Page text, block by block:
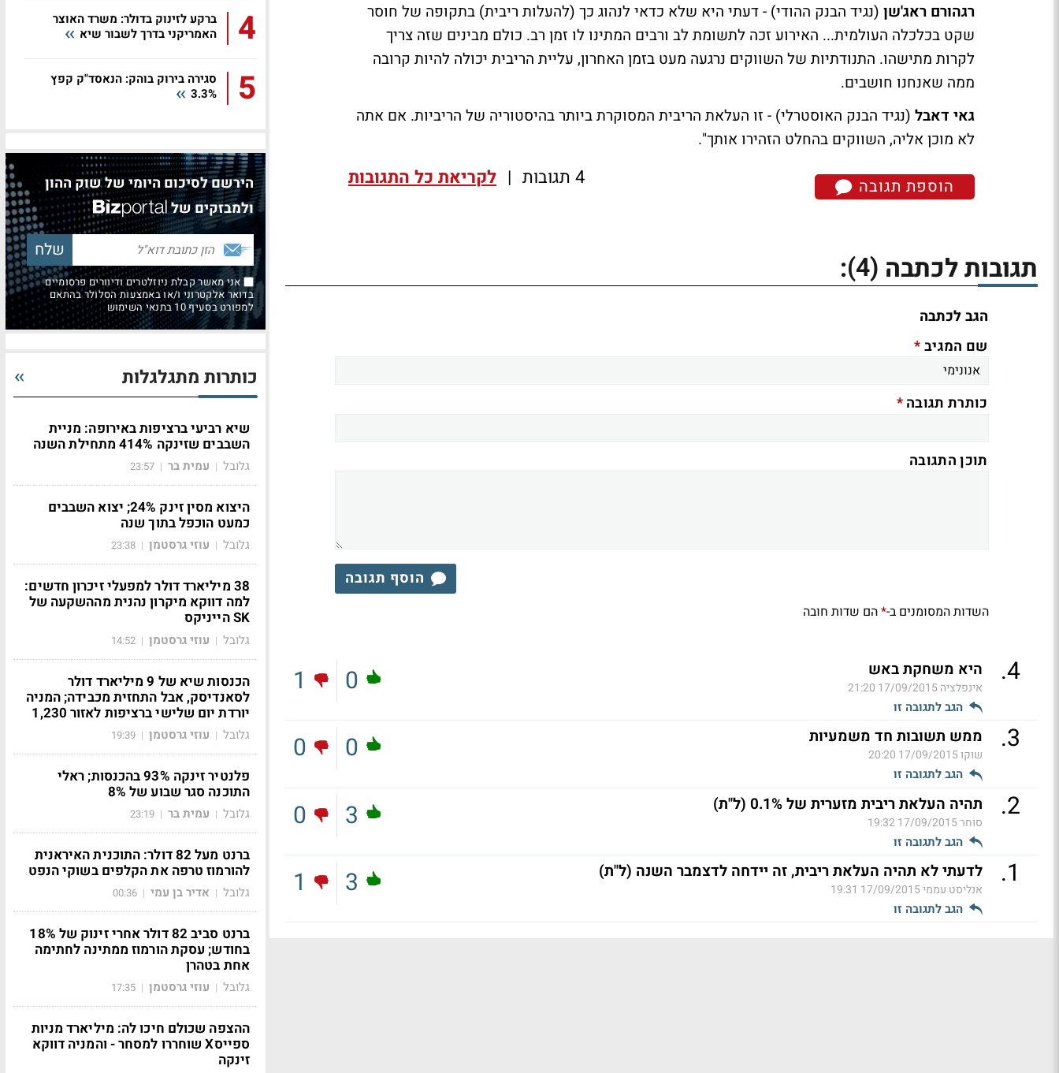
רגהורם ראג'שן (נגיד הבנק ההודי) - דעתי היא שלא כדאי לנהוג כך (להעלות ריבית) בתקופה של חוסר
שקט בכלכלה העולמית... האירוע זכה לתשומת לב ורבים המתינו לו זמן רב. כולם מבינים שזה צריך
לקרות מתישהו. התנודתיות של השווקים נרגעה מעט בזמן האחרון, עליית הריבית יכולה להיות קרובה
ממה שאנחנו חושבים.
גאי דאבל (נגיד הבנק האוסטרלי) - זו העלאת הריבית המסוקרת ביותר בהיסטוריה של הריביות. אם אתה
לא מוכן אליה, השווקים בהחלט הזהירו אותך".
הוספת תגובה 4 תגובות | לקריאת כל התגובות
תגובות לכתבה (4)
:
הגב לכתבה
שם המגיב*
כותרת תגובה*
תוכן התגובה
הוסף תגובה
השדות המסומנים ב-*הם שדות חובה
4
. היא משחקת באש
אינפלציה17/09/2015 21:20
הגב לתגובה זו
0
1
3
. ממש תשובות חד משמעיות
שוקו17/09/2015 20:20
הגב לתגובה זו
0
0
2
. תהיה העלאת ריבית מזערית של 0.1% (ל"ת)
סוחר17/09/2015 19:32
הגב לתגובה זו
3
0
1
. לדעתי לא תהיה העלאת ריבית, זה יידחה לדצמבר השנה (ל"ת)
אנליסט עממי17/09/2015 19:31
הגב לתגובה זו
3
1
4
ברקע לזינוק בדולר: משרד האוצר
האמריקני בדרך לשבור שיא
5
סגירה בירוק בוהק: הנאסד"ק קפץ
3.3%
הירשם לסיכום היומי של שוק ההון
ולמבזקים של
אני מאשר קבלת ניוזלטרים ודיוורים פרסומיים
בדואר אלקטרוני ו/או באמצעות הסלולר בהתאם
למפורט בסעיף 10 בתנאי השימוש
כותרות מתגלגלות
שיא רביעי ברציפות באירופה: מניית
השבבים שזינקה 414% מתחילת השנה
גלובל | עמית בר |
23:57
היצוא מסין זינק 24%; יצוא השבבים
כמעט הוכפל בתוך שנה
גלובל | עוזי גרסטמן |
23:38
38 מיליארד דולר למפעלי זיכרון חדשים:
למה דווקא מיקרון נהנית מההשקעה של
SK הייניקס
גלובל | עוזי גרסטמן |
14:52
הכנסות שיא של 9 מיליארד דולר
לסאנדיסק, אבל התחזית מכבידה; המניה
יורדת יום שלישי ברציפות לאזור 1,230
גלובל | עוזי גרסטמן |
19:39
פלנטיר זינקה 93% בהכנסות; ראלי
התוכנה סגר שבוע של 8%
גלובל | עמית בר |
23:19
ברנט מעל 82 דולר: התוכנית האיראנית
להורמוז טרפה את הקלפים בשוקי הנפט
גלובל | אדיר בן עמי |
00:36
ברנט סביב 82 דולר אחרי זינוק של 18%
בחודש; עסקת הורמוז ממתינה לחתימה
אחת בטהרן
גלובל | עוזי גרסטמן |
17:35
ההצפה שכולם חיכו לה: מיליארד מניות
ספייסX שוחררו למסחר - והמניה דווקא
זינקה